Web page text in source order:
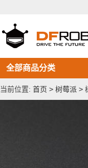
Raspberry
Pi
Pico
2
W
微
控
制
全部商品分类
当前位置: 首页 > 树莓派 >